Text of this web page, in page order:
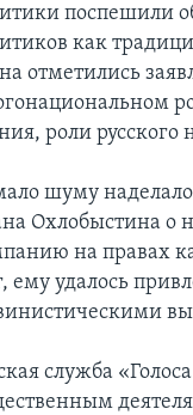
поспешили
как
отметились
роли
шуму наделало
Охлобыстина о
на правах
ему удалось
служба